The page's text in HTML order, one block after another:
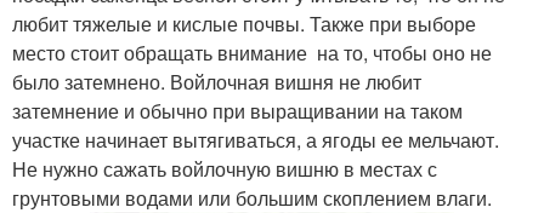
любит тяжелые и кислые почвы. Также при выборе
место стоит обращать внимание на то, чтобы оно не
было затемнено. Войлочная вишня не любит
затемнение и обычно при выращивании на таком
участке начинает вытягиваться, а ягоды ее мельчают.
Не нужно сажать войлочную вишню в местах с
грунтовыми водами или большим скоплением влаги.